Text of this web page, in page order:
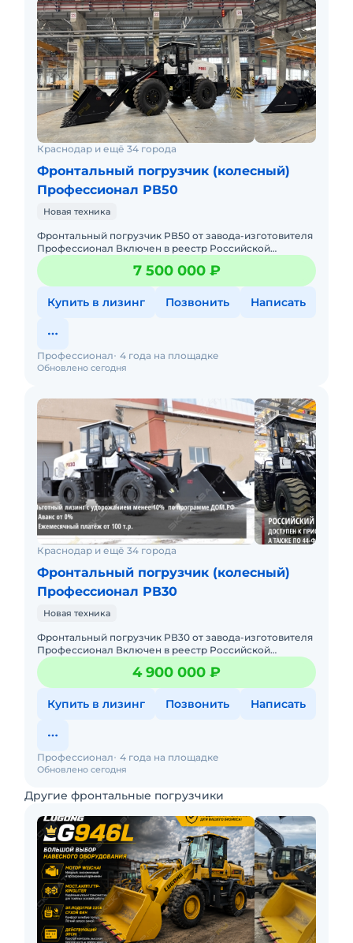
Краснодар и ещё 34 города
Фронтальный погрузчик (колесный)
Профессионал РВ50
Новая техника
Фронтальный погрузчик РВ50 от завода-изготовителя
Профессионал Включен в реестр Российской
промышленной продукции. Может поставляться по
ФЗ-44, ФЗ-223Доступен7 500 000 ₽
Купить в лизинг Позвонить Написать
Обновлено сегодня
Профессионал 4 года на площадке
Краснодар и ещё 34 города
Фронтальный погрузчик (колесный)
Профессионал РВ30
Новая техника
Фронтальный погрузчик РВ30 от завода-изготовителя
Профессионал Включен в реестр Российской
промышленной продукции. Может поставляться по
ФЗ-44, ФЗ-223Доступен4 900 000 ₽
Купить в лизинг Позвонить Написать
Обновлено сегодня
Профессионал 4 года на площадке
Другие фронтальные погрузчики